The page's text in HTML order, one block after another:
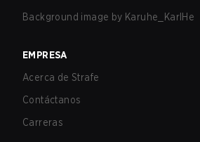
Background image by Karuhe_KarlHe
EMPRESA
Acerca de Strafe
Contáctanos
Carreras